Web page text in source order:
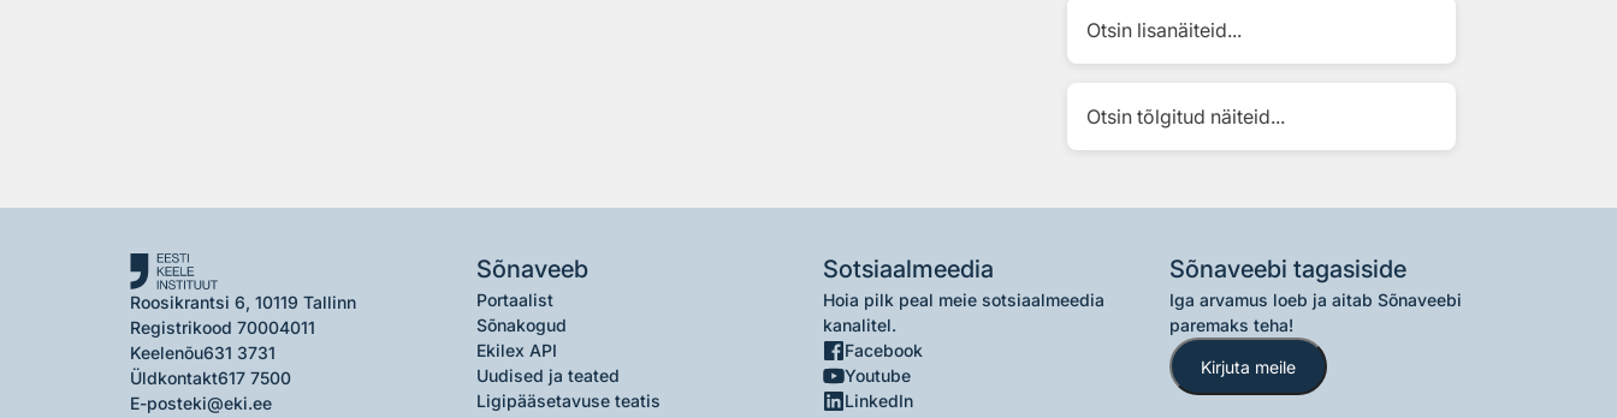
Otsin lisanäiteid...
Otsin tõlgitud näiteid...
Roosikrantsi 6, 10119 Tallinn
Registrikood 70004011
Keelenõu631 3731
Üldkontakt617 7500
E-posteki@eki.ee
Sõnaveeb
Portaalist
Sõnakogud
Ekilex API
Uudised ja teated
Ligipääsetavuse teatis
Sotsiaalmeedia
Hoia pilk peal meie sotsiaalmeedia
kanalitel.
Facebook
Youtube
LinkedIn
Sõnaveebi tagasiside
Iga arvamus loeb ja aitab Sõnaveebi
paremaks teha!
Kirjuta meile